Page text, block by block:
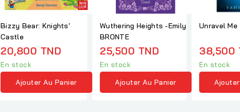
Bizzy Bear: Knights'
Castle
20,800 TND
En stock
Ajouter Au Panier
Wuthering Heights -Emily
BRONTE
25,500 TND
En stock
Ajouter Au Panier
Unravel Me
38,500
En stock